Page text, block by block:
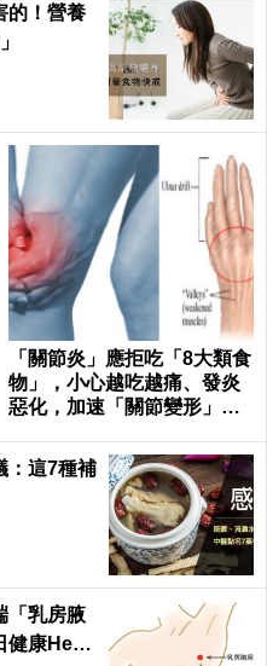
的！營養
「關節炎」應拒吃「8大類食
物」，小心越吃越痛、發炎
惡化，加速「關節變形」！
：這7種補
「乳房腋
健康Healt